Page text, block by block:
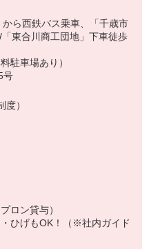
から西鉄バス乗車、「千歳市
東合川商工団地」下車徒歩
駐車場あり）
号
）
ロン貸与）
ひげもOK！（※社内ガイド